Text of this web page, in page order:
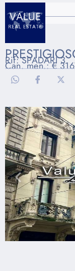
Rif: SPADARI 3
Can. men.: €